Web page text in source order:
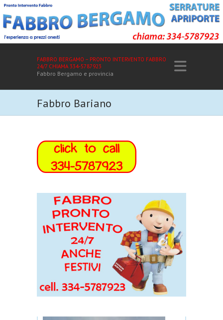
FABBRO BERGAMO – PRONTO INTERVENTO FABBRO
24/7 CHIAMA 334-5787923
Fabbro Bergamo e provincia
Fabbro Bariano